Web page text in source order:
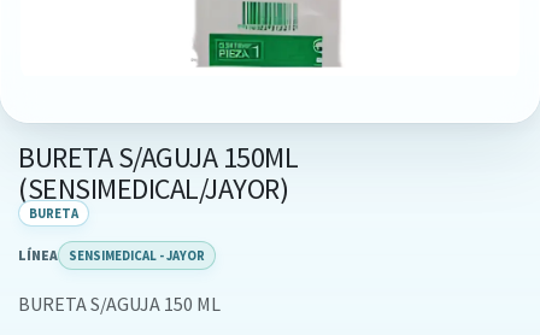
BURETA S/AGUJA 150ML
(SENSIMEDICAL/JAYOR)
BURETA
LÍNEA SENSIMEDICAL - JAYOR
BURETA S/AGUJA 150 ML